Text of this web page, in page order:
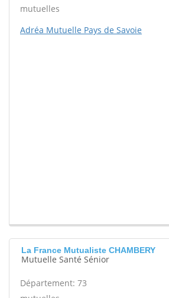
mutuelles
Adréa Mutuelle Pays de Savoie
La France Mutualiste CHAMBERY
Mutuelle Santé Sénior
Département: 73